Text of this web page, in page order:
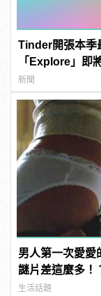
Tinder開張本季
「Explore」即
型男
新聞
男人第一次愛愛
謎片差這麼多！
生活話題